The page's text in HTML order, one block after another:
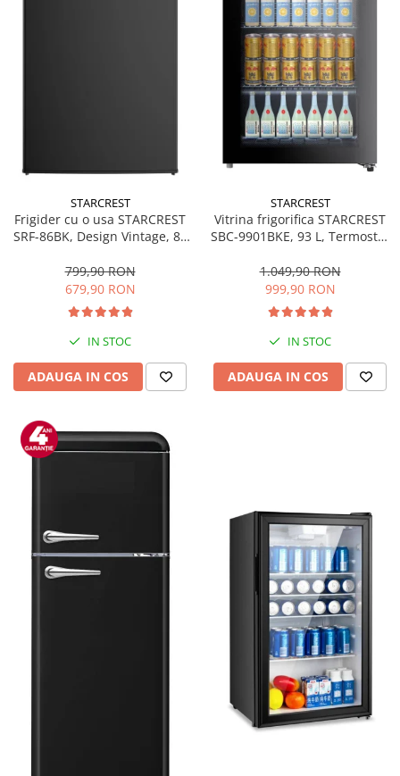
STARCREST
Frigider cu o usa STARCREST
SRF-86BK, Design Vintage, 85
interioara, H 84 cm, Negru
799,90 RON
679,90 RON
IN STOC
ADAUGA IN COS
STARCREST
Vitrina frigorifica STARCREST
SBC-9901BKE, 93 L, Termostat
sticla, H 84.5 cm, Negru
1.049,90 RON
999,90 RON
IN STOC
ADAUGA IN COS